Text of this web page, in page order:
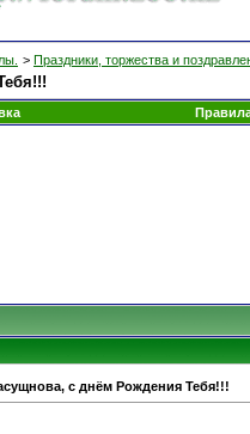
> Праздники, торжества и
с днём Рождения Тебя!!!